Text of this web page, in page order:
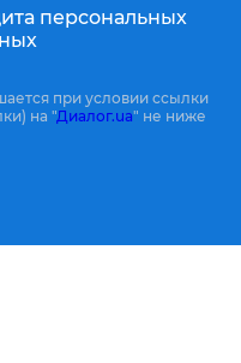
персональных
при условии ссылки
на "Диалог.ua" не ниже